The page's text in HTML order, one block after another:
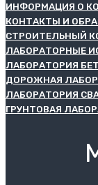
ИНФОРМАЦИЯ О
КОНТАКТЫ И
СТРОИТЕЛЬНЫЙ
ЛАБОРАТОРНЫЕ
ЛАБОРАТОРИЯ
ДОРОЖНАЯ
ЛАБОРАТОРИЯ
ГРУНТОВАЯ